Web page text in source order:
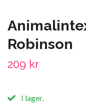
Robinson
209 kr
I lager.